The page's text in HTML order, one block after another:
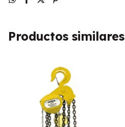
Productos similares